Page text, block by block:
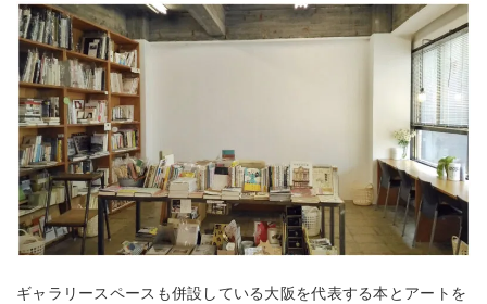
ギャラリースペースも併設している大阪を代表する本とアートを